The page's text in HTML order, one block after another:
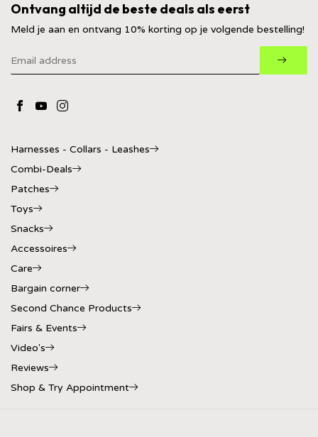
Ontvang altijd de beste deals als eerst
Meld je aan en ontvang 10% korting op je volgende bestelling!
Harnesses - Collars - Leashes
Combi-Deals
Patches
Toys
Snacks
Accessoires
Care
Bargain corner
Second Chance Products
Fairs & Events
Video's
Reviews
Shop & Try Appointment